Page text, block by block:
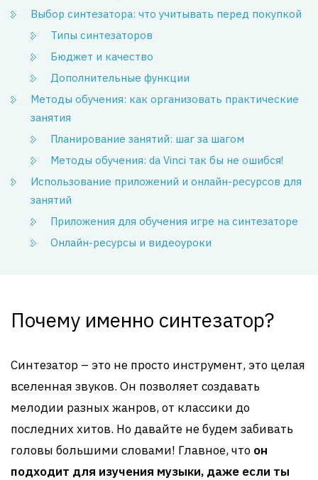
Выбор синтезатора: что учитывать перед покупкой
Типы синтезаторов
Бюджет и качество
Дополнительные функции
Методы обучения: как организовать практические
занятия
Планирование занятий: шаг за шагом
Методы обучения: da Vinci так бы не ошибся!
Использование приложений и онлайн-ресурсов для
занятий
Приложения для обучения игре на синтезаторе
Онлайн-ресурсы и видеоуроки
Почему именно синтезатор?
Синтезатор – это не просто инструмент, это целая
вселенная звуков. Он позволяет создавать
мелодии разных жанров, от классики до
последних хитов. Но давайте не будем забивать
головы большими словами! Главное, что он
подходит для изучения музыки, даже если ты